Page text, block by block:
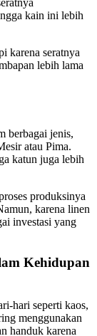
kain ini lebih
karena seratnya
lebih lama
berbagai jenis,
atau Pima.
katun juga lebih
produksinya
karena linen
investasi yang
Kehidupan
hari seperti kaos,
menggunakan
handuk karena